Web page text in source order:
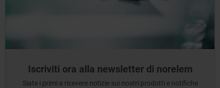
Iscriviti ora alla newsletter di norelem
Siate i primi a ricevere notizie sui nostri prodotti e notifiche